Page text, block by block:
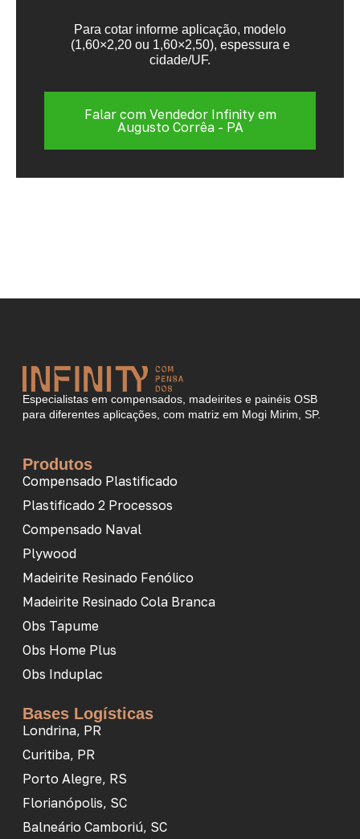
Para cotar informe aplicação, modelo
(1,60×2,20 ou 1,60×2,50), espessura e
cidade/UF.
Falar com Vendedor Infinity em
Augusto Corrêa - PA
Especialistas em compensados, madeirites e painéis OSB
para diferentes aplicações, com matriz em Mogi Mirim, SP.
Produtos
Compensado Plastificado
Plastificado 2 Processos
Compensado Naval
Plywood
Madeirite Resinado Fenólico
Madeirite Resinado Cola Branca
Obs Tapume
Obs Home Plus
Obs Induplac
Bases Logísticas
Londrina, PR
Curitiba, PR
Porto Alegre, RS
Florianópolis, SC
Balneário Camboriú, SC